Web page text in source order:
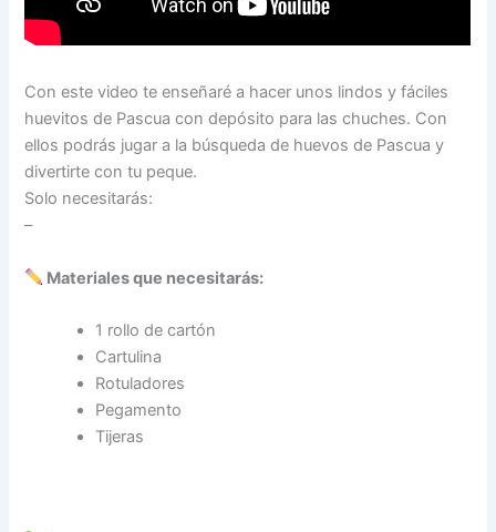
Con este video te enseñaré a hacer unos lindos y fáciles
huevitos de Pascua con depósito para las chuches. Con
ellos podrás jugar a la búsqueda de huevos de Pascua y
divertirte con tu peque.
Solo necesitarás:
–
Materiales que necesitarás:
1 rollo de cartón
Cartulina
Rotuladores
Pegamento
Tijeras